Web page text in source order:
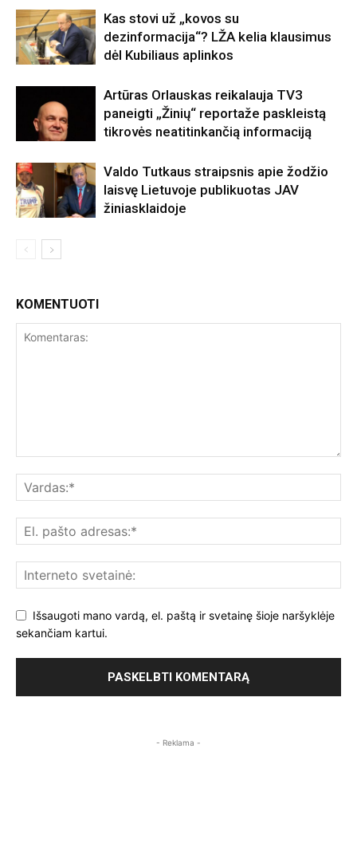
Kas stovi už „kovos su
dezinformacija“? LŽA kelia klausimus
dėl Kubiliaus aplinkos
Artūras Orlauskas reikalauja TV3
paneigti „Žinių“ reportaže paskleistą
tikrovės neatitinkančią informaciją
Valdo Tutkaus straipsnis apie žodžio
laisvę Lietuvoje publikuotas JAV
žiniasklaidoje
KOMENTUOTI
Išsaugoti mano vardą, el. paštą ir svetainę šioje naršyklėje
sekančiam kartui.
- Reklama -